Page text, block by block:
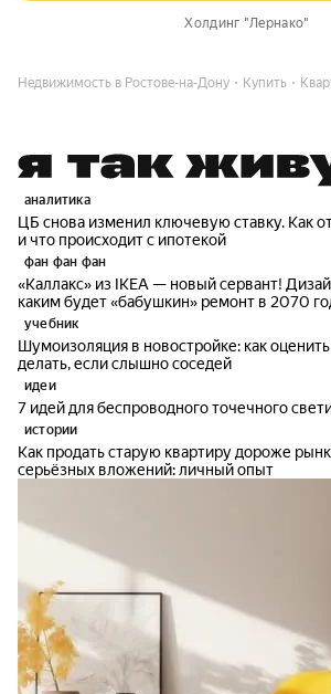
Холдинг "Лернако"
Недвижимость в Ростове-на-Дону Купить
аналитика
ЦБ снова изменил ключевую ставку. Как
и что происходит с ипотекой
фан фан фан
«Каллакс» из IKEA — новый сервант!
каким будет «бабушкин» ремонт в 2070
учебник
Шумоизоляция в новостройке: как
делать, если слышно соседей
идеи
7 идей для беспроводного точечного
истории
Как продать старую квартиру дороже
серьёзных вложений: личный опыт